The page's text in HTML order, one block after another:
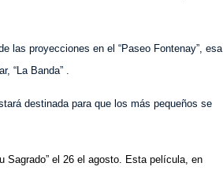
las proyecciones en el “Paseo Fontenay”, esa
“La Banda” .
destinada para que los más pequeños se
Sagrado” el 26 el agosto. Esta película, en